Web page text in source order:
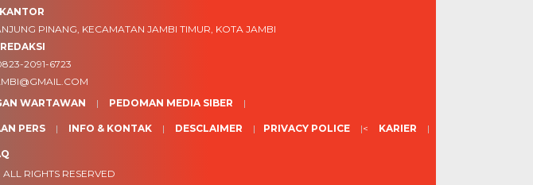
PINANG, KECAMATAN JAMBI TIMUR, KOTA JAMBI
2091-6723
WARTAWAN PEDOMAN MEDIA SIBER
PERS INFO & KONTAK DESCLAIMER PRIVACY POLICE < KARIER
ALL RIGHTS RESERVED